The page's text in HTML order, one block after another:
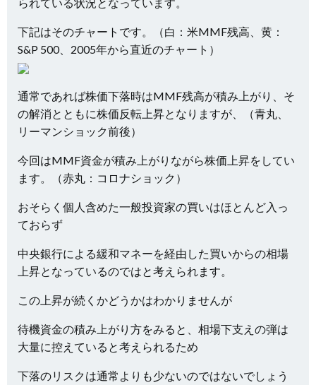
下記はそのチャートです。（白：米MMF残高、黄：
S&P 500、2005年から直近のチャート）
通常であれば株価下落時はMMF残高が積み上がり、そ
の解消とともに株価反転上昇となりますが、（青丸、
リーマンショック前後）
今回はMMF資金が積み上がりながら株価上昇をしてい
ます。（赤丸：コロナショック）
おそらく個人含めた一般投資家の買いはほとんど入っ
ておらず
中央銀行による緩和マネーを経由した買いからの相場
上昇となっているのではと考えられます。
この上昇が続くかどうかはわかりませんが
待機資金の積み上がり方をみると、相場下支えの弾は
大量に控えていると考えられるため
下落のリスクは通常よりも少ないのではないでしょう